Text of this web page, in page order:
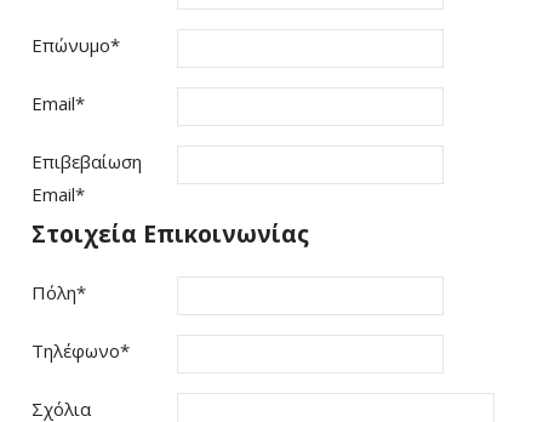
Επώνυμο*
Email*
Επιβεβαίωση
Email*
Στοιχεία Επικοινωνίας
Πόλη*
Τηλέφωνο*
Σχόλια